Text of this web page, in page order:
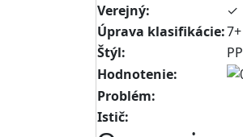
Verejný:
✓
Úprava klasifikácie:7+
Štýl:
PP
Hodnotenie:
Problém:
Istič: